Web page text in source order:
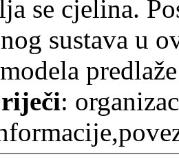
se cjelina.
sustava u
: